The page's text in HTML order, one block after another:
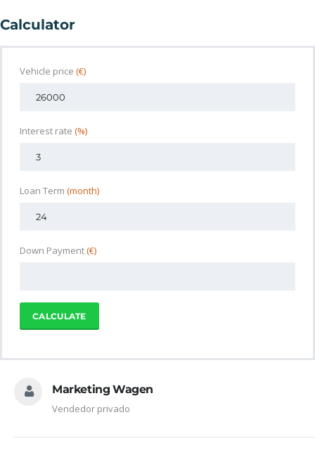
Calculator
Vehicle price (€)
Interest rate (%)
Loan Term (month)
Down Payment(€)
CALCULATE
Marketing Wagen
Vendedor privado